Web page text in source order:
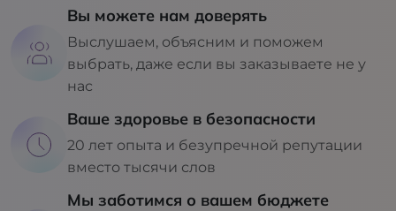
Вы можете нам доверять
Выслушаем, объясним и поможем
выбрать, даже если вы заказываете не у
нас
Ваше здоровье в безопасности
20 лет опыта и безупречной репутации
вместо тысячи слов
Мы заботимся о вашем бюджете